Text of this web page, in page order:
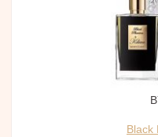
Black